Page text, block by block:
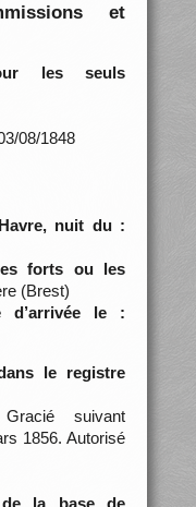
et
les seuls
08/1848
nuit du :
forts ou les
(Brest)
d’arrivée le :
le registre
suivant
1856. Autorisé
de la base de